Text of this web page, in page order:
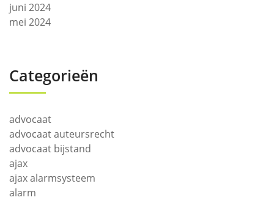
juni 2024
mei 2024
Categorieën
advocaat
advocaat auteursrecht
advocaat bijstand
ajax
ajax alarmsysteem
alarm